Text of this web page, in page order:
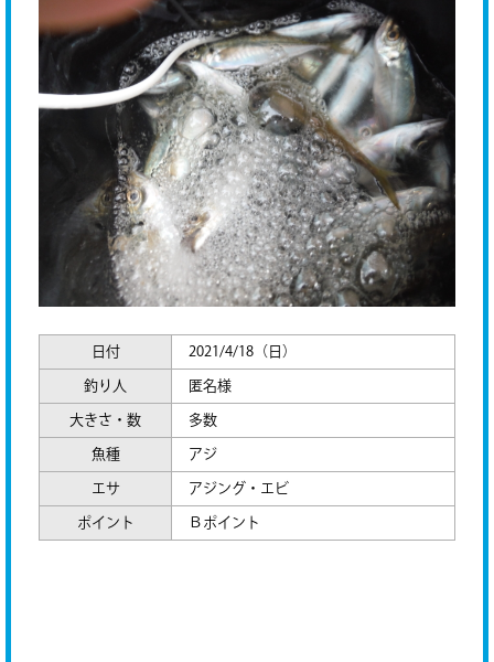
日付 2021/4/18（日）
釣り人 匿名様
大きさ・数 多数
魚種 アジ
エサ アジング・エビ
ポイント Ｂポイント